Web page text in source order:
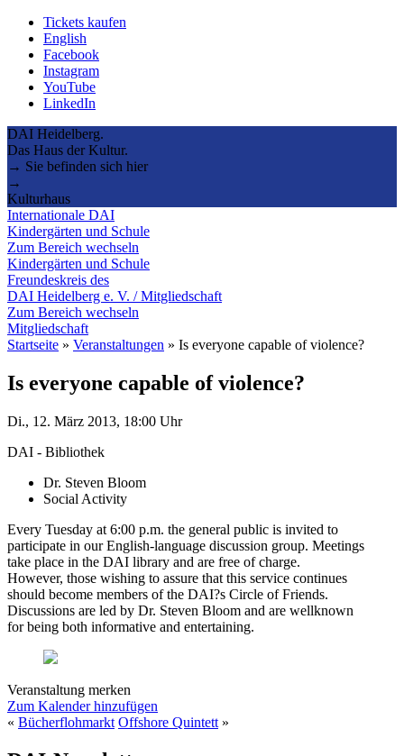
Tickets kaufen
English
Facebook
Instagram
YouTube
LinkedIn
DAI Heidelberg.
Das Haus der Kultur.
→ Sie befinden sich hier
→
Kulturhaus
Internationale DAI
Kindergärten und Schule
Zum Bereich wechseln
Kindergärten und Schule
Freundeskreis des
DAI Heidelberg e. V. / Mitgliedschaft
Zum Bereich wechseln
Mitgliedschaft
Startseite » Veranstaltungen » Is everyone capable of violence?
Is everyone capable of violence?
Di., 12. März 2013, 18:00 Uhr
DAI - Bibliothek
Dr. Steven Bloom
Social Activity
Every Tuesday at 6:00 p.m. the general public is invited to
participate in our English-language discussion group. Meetings
take place in the DAI library and are free of charge.
However, those wishing to assure that this service continues
should become members of the DAI?s Circle of Friends.
Discussions are led by Dr. Steven Bloom and are wellknown
for being both informative and entertaining.
Veranstaltung merken
Zum Kalender hinzufügen
« Bücherflohmarkt Offshore Quintett »